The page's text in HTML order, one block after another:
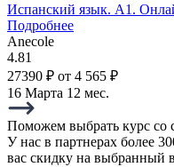
Испанский язык. A1.
Подробнее
Anecole
4.81
27390 ₽ от 4 565 ₽
16 Марта 12 мес.
Поможем выбрать курс со
У нас в партнерах более
вас скидку на выбранный